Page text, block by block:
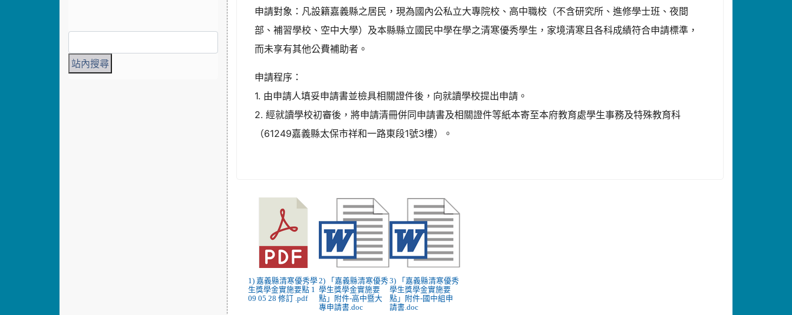
申請對象：凡設籍嘉義縣之居民，現為國內公私立大專院校、高中職校（不含研究所、進修學士班、夜間
部、補習學校、空中大學）及本縣縣立國民中學在學之清寒優秀學生，家境清寒且各科成績符合申請標準，
而未享有其他公費補助者。
申請程序：
1. 由申請人填妥申請書並檢具相關證件後，向就讀學校提出申請。
2. 經就讀學校初審後，將申請清冊併同申請書及相關證件等紙本寄至本府教育處學生事務及特殊教育科
（61249嘉義縣太保市祥和一路東段1號3樓）。
1) 嘉義縣清寒優秀學
生獎學金實施要點 1
09 05 28 修訂 .pdf
2) 「嘉義縣清寒優秀
學生獎學金實施要
點」附件-高中暨大
專申請書.doc
3) 「嘉義縣清寒優秀
學生獎學金實施要
點」附件-國中組申
請書.doc